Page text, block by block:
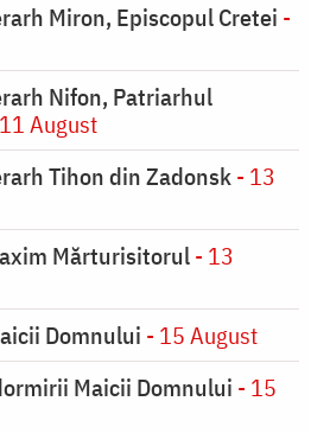
Miron, Episcopul Cretei -
Nifon, Patriarhul
August
Tihon din Zadonsk- 13
Mărturisitorul- 13
Domnului - 15 August
Maicii Domnului - 15